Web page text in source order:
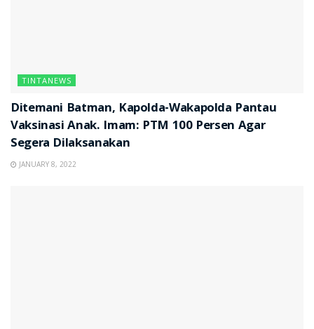
TINTANEWS
Ditemani Batman, Kapolda-Wakapolda Pantau
Vaksinasi Anak. Imam: PTM 100 Persen Agar
Segera Dilaksanakan
JANUARY 8, 2022